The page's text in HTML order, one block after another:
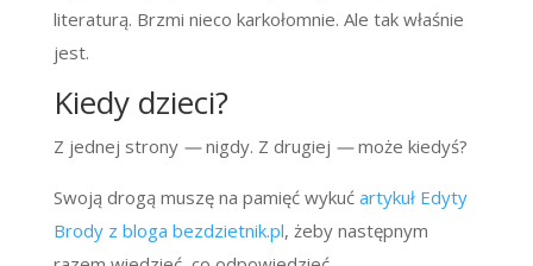
literaturą. Brzmi nieco karkołomnie. Ale tak właśnie
jest.
Kiedy dzieci?
Z jednej strony —nigdy. Z drugiej —może kiedyś?
Swoją drogą muszę na pamięć wykuć artykuł Edyty
Brody z bloga bezdzietnik.pl, żeby następnym